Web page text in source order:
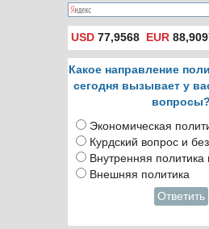
USD 77,9568 EUR
Какое направление
сегодня вызывает у
вопросы?
Экономическая
Курдский вопрос и
Внутренняя политика
Внешняя политика
Ответить